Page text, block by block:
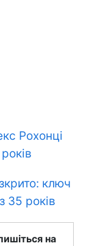
Рохонці
ключ
35 років
на